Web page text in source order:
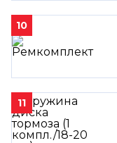
10
11